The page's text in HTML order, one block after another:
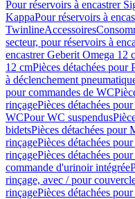
Pour réservoirs à encastrer
KappaPour réservoirs à
TwinlineAccessoires
secteur, pour réservoirs à
encastrer Geberit Omega 12
12 cmPièces détachées
à déclenchement
pour commandes de WC
rinçagePièces détachées
WCPour WC suspendus
bidetsPièces détachées pour
rinçagePièces détachées
rinçagePièces détachées
commande d'urinoir intégrée
rinçage, avec / pour
rinçagePièces détachées